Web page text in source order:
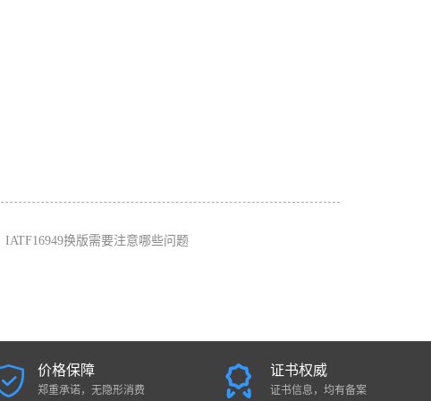
IATF16949换版需要注意哪些问题
价格保障
郑重承诺，无隐形消费
证书权威
证书信息，均有备案